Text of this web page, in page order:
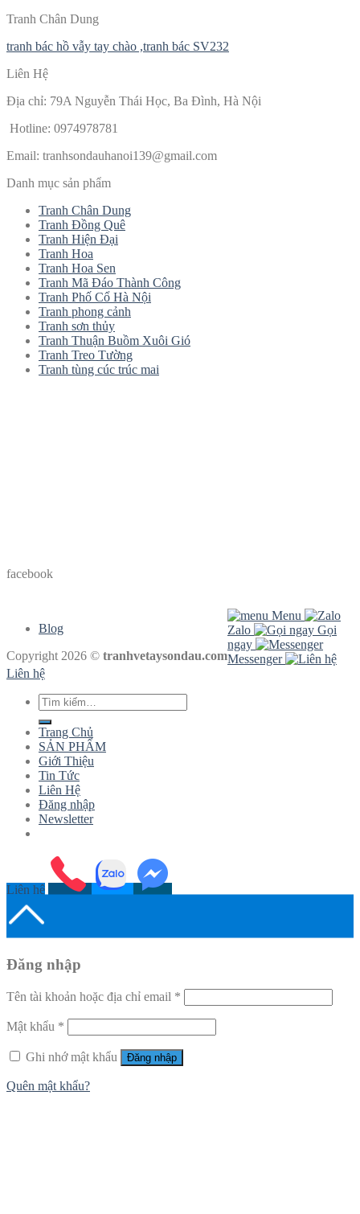
Tranh Chân Dung
tranh bác hồ vẫy tay chào ,tranh bác SV232
Liên Hệ
Địa chỉ: 79A Nguyễn Thái Học, Ba Đình, Hà Nội
Hotline: 0974978781
Email: tranhsondauhanoi139@gmail.com
Danh mục sản phẩm
Tranh Chân Dung
Tranh Đồng Quê
Tranh Hiện Đại
Tranh Hoa
Tranh Hoa Sen
Tranh Mã Đáo Thành Công
Tranh Phố Cổ Hà Nội
Tranh phong cảnh
Tranh sơn thủy
Tranh Thuận Buồm Xuôi Gió
Tranh Treo Tường
Tranh tùng cúc trúc mai
facebook
Blog
Copyright 2026 © tranhvetaysondau.com
Menu
Zalo
Gọi
ngay
Messenger
Liên hệ
Tìm
kiếm:
Trang Chủ
SẢN PHẨM
Giới Thiệu
Tin Tức
Liên Hệ
Đăng nhập
Newsletter
Liên hệ
Đăng nhập
Tên tài khoản hoặc địa chỉ email *
Mật khẩu *
Ghi nhớ mật khẩu Đăng nhập
Quên mật khẩu?